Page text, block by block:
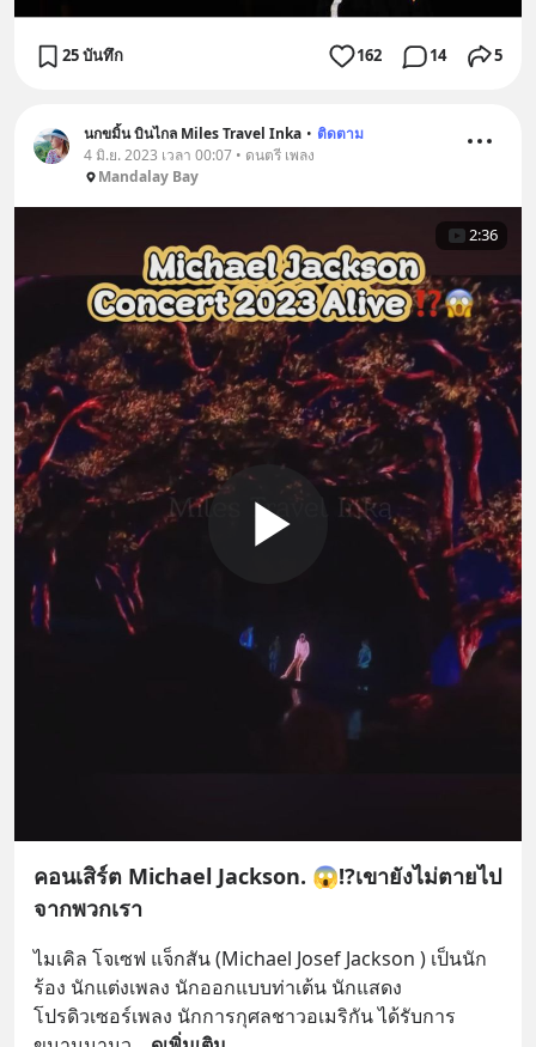
25 บันทึก 162 14 5
นกขมิ้น บินไกล Miles Travel Inka • ติดตาม
4 มิ.ย. 2023 เวลา 00:07 • ดนตรี เพลง
Mandalay Bay
2:36
คอนเสิร์ต Michael Jackson. 😱⁉️เขายังไม่ตายไป
จากพวกเรา
ไมเคิล โจเซฟ แจ็กสัน (Michael Josef Jackson ) เป็นนัก
ร้อง นักแต่งเพลง นักออกแบบท่าเต้น นักแสดง
โปรดิวเซอร์เพลง นักการกุศลชาวอเมริกัน ได้รับการ